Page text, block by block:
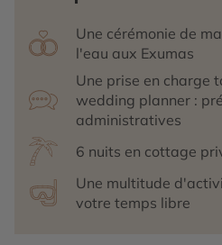
Une cérémonie de
l'eau aux Exumas
Une prise en charge
wedding planner :
administratives
6 nuits en cottage
Une multitude
votre temps libre